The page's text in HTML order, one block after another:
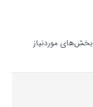
بخش‌های موردنیاز